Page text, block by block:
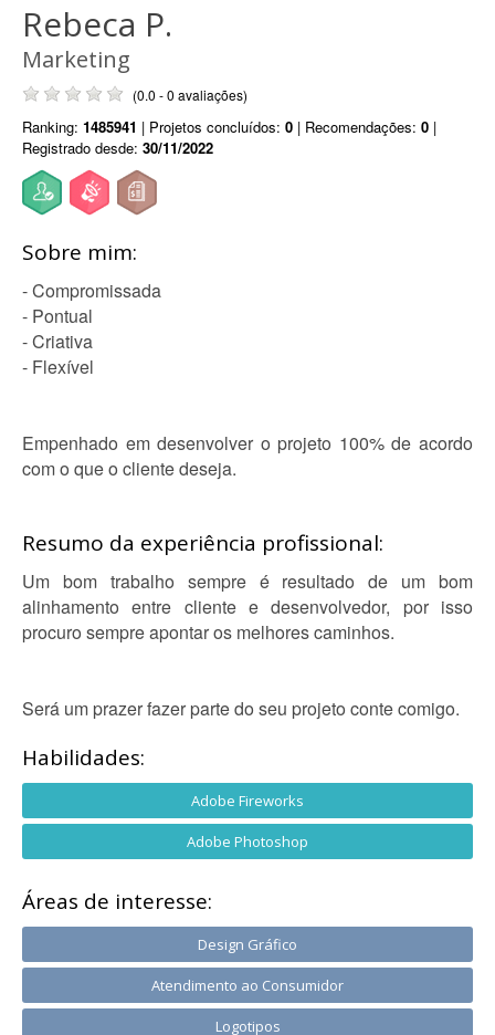
Rebeca P.
Marketing
(0.0 - 0 avaliações)
Ranking: 1485941 | Projetos concluídos: 0 | Recomendações: 0 |
Registrado desde: 30/11/2022
Sobre mim:
- Compromissada
- Pontual
- Criativa
- Flexível
Empenhado em desenvolver o projeto 100% de acordo
com o que o cliente deseja.
Resumo da experiência profissional:
Um bom trabalho sempre é resultado de um bom
alinhamento entre cliente e desenvolvedor, por isso
procuro sempre apontar os melhores caminhos.
Será um prazer fazer parte do seu projeto conte comigo.
Habilidades:
Adobe Fireworks
Adobe Photoshop
Áreas de interesse:
Design Gráfico
Atendimento ao Consumidor
Logotipos